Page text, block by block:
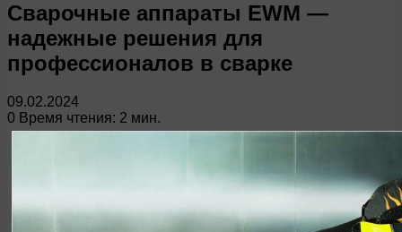
Сварочные аппараты EWM —
надежные решения для
профессионалов в сварке
09.02.2024
0 Время чтения: 2 мин.